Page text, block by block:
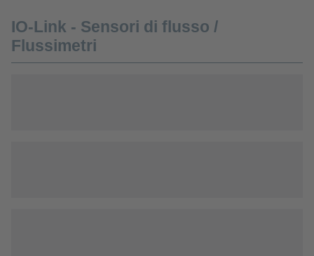
IO-Link - Sensori di flusso /
Flussimetri